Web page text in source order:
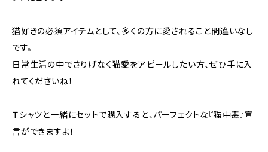
猫好きの必須アイテムとして、多くの方に愛されること間違いなし
です。
日常生活の中でさりげなく猫愛をアピールしたい方、ぜひ手に入
れてくださいね！
Ｔシャツと一緒にセットで購入すると、パーフェクトな『猫中毒』宣
言ができますよ！